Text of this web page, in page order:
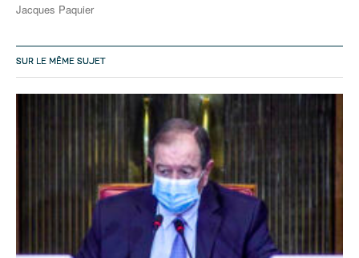
Jacques Paquier
SUR LE MÊME SUJET